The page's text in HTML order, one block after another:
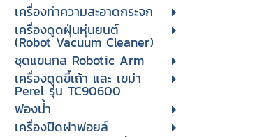
เครื่องทำความสะอาดกระจก
เครื่องดูดฝุ่นหุ่นยนต์
(Robot Vacuum Cleaner)
ชุดแขนกล Robotic Arm
เครื่องดูดขี้เถ้า และ เขม่า
Perel รุ่น TC90600
ฟองน้ำ
เครื่องปิดฝาฟอยล์